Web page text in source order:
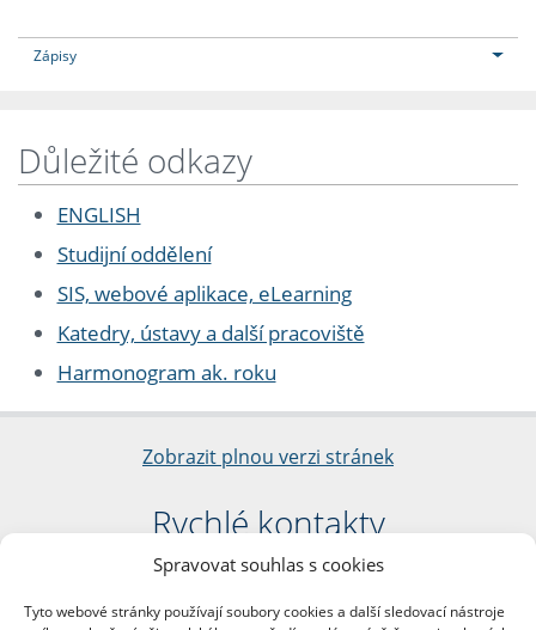
Spravovat souhlas s cookies
Tyto webové stránky používají soubory cookies a další sledovací nástroje
Zápisy
Důležité odkazy
ENGLISH
Studijní oddělení
SIS, webové aplikace, eLearning
Katedry, ústavy a další pracoviště
Harmonogram ak. roku
Zobrazit plnou verzi stránek
Rychlé kontakty
Filozofická fakulta
nám. Jana Palacha 1/2